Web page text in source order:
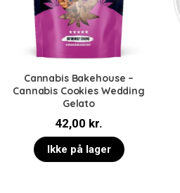
Cannabis Bakehouse –
Cannabis Cookies Wedding
Gelato
42,00 kr.
Ikke på lager